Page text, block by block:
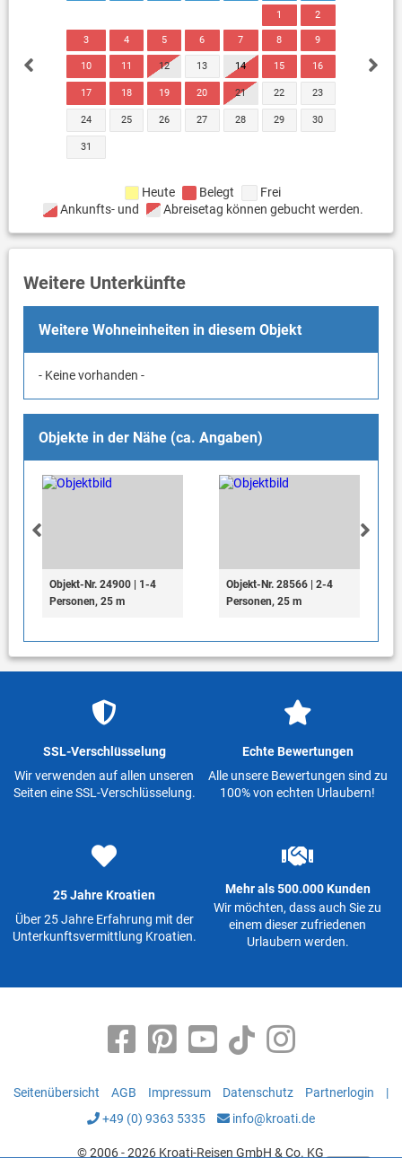
1 2
3 4 5 6 7 8 9
10 11 12 13 14 15 16
17 18 19 20 21 22 23
24 25 26 27 28 29 30
31
Heute Belegt
Frei
Ankunfts- und
Abreisetag können gebucht werden.
Weitere Unterkünfte
Weitere Wohneinheiten in diesem Objekt
- Keine vorhanden -
Objekte in der Nähe (ca. Angaben)
Objekt-Nr. 24900 | 1-4
Personen, 25 m
Objekt-Nr. 28566 | 2-4
Personen, 25 m
SSL-Verschlüsselung
Wir verwenden auf allen unseren
Seiten eine SSL-Verschlüsselung.
Echte Bewertungen
Alle unsere Bewertungen sind zu
100% von echten Urlaubern!
25 Jahre Kroatien
Über 25 Jahre Erfahrung mit der
Unterkunftsvermittlung Kroatien.
Mehr als 500.000 Kunden
Wir möchten, dass auch Sie zu
einem dieser zufriedenen
Urlaubern werden.
Seitenübersicht AGB Impressum Datenschutz Partnerlogin
|
+49 (0) 9363 5335
info@kroati.de
© 2006 - 2026 Kroati-Reisen GmbH & Co. KG